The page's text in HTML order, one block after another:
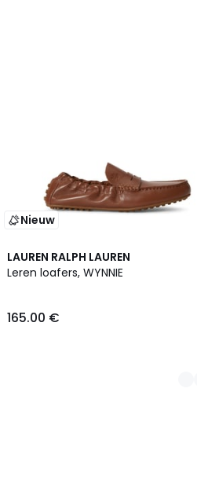
Nieuw
LAUREN RALPH LAUREN
Leren loafers, WYNNIE
165.00 €
2
Kleuren